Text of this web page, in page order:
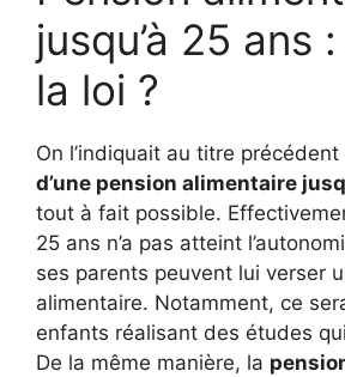
jusqu’à 25 ans
la loi ?
On l’indiquait au titre précédent
d’une pension alimentaire
tout à fait possible.
25 ans n’a pas atteint
ses parents peuvent lui verser
alimentaire. Notamment, ce
enfants réalisant des études
De la même manière, la